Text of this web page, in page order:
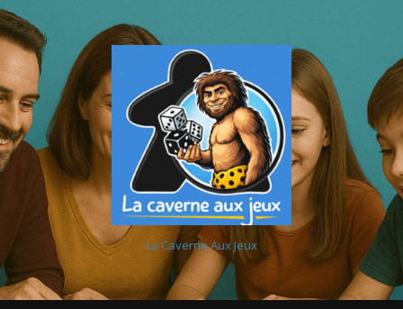
La Caverne Aux Jeux